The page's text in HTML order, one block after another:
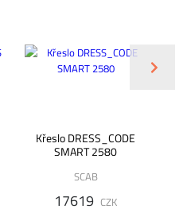
Křeslo DRESS_CODE
SMART 2580
SCAB
17619 CZK